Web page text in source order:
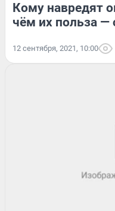
Кому навредят
чём их польза —
12 сентября, 2021, 10:00